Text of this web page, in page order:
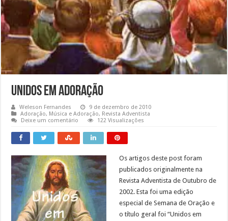
Unidos em Adoração
Weleson Fernandes
9 de dezembro de 2010
Adoração, Música e Adoração, Revista Adventista
Deixe um comentário
122 Visualizações
Os artigos deste post foram
publicados originalmente na
Revista Adventista de Outubro de
2002. Esta foi uma edição
especial de Semana de Oração e
o título geral foi “Unidos em